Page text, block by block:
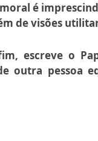
é
de visões
escreve o
outra pessoa